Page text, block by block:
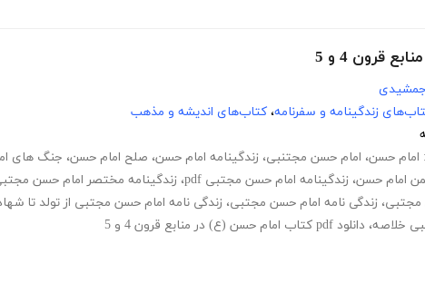
قرون 4 و 5
زندگینامه و سفرنامه، کتاب‌های اندیشه و مذهب
امام حسن، امام حسن مجتنبی، زندگینامه امام حسن، صلح امام حسن، جنگ های
امام حسن، زندگینامه امام حسن مجتبی pdf ، زندگینامه مختصر امام حسن
مجتبی، زندگی نامه امام حسن مجتبی، زندگی نامه امام حسن مجتبی از تولد تا
خلاصه، دانلود pdf کتاب امام حسن (ع) در منابع قرون 4 و 5